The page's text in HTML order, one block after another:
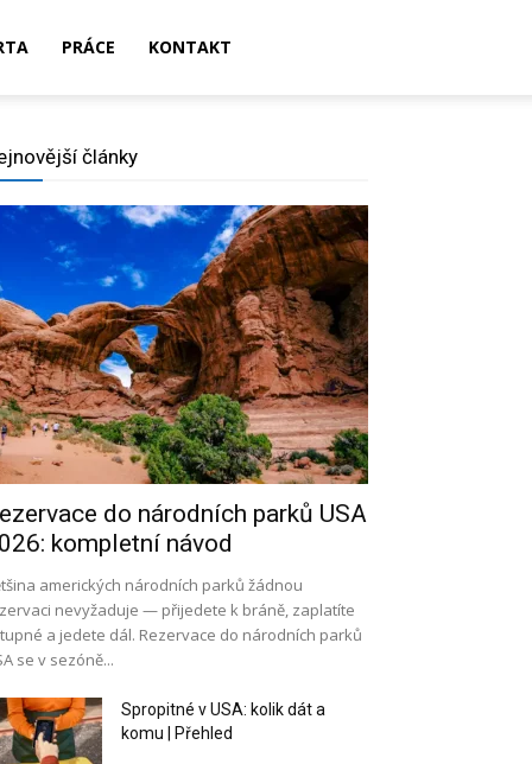
PRÁCE KONTAKT
články
do národních parků USA
kompletní návod
amerických národních parků žádnou
nevyžaduje — přijedete k bráně, zaplatíte
a jedete dál. Rezervace do národních parků
se v sezóně...
Spropitné v USA: kolik dát a
komu | Přehled